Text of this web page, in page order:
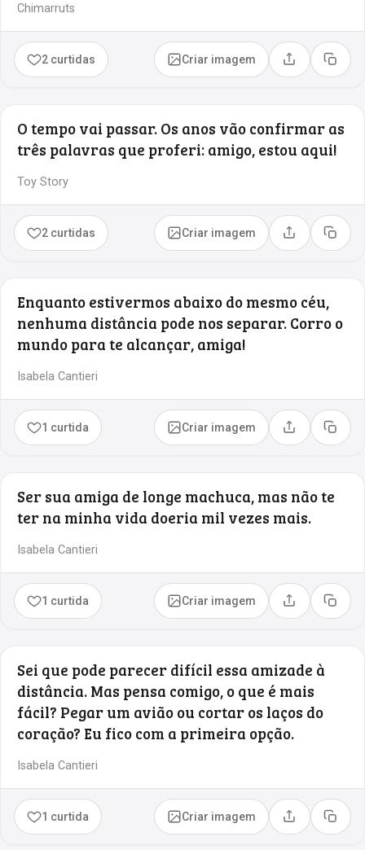
Chimarruts
2 curtidas Criar imagem Compartilhar
Copiar
O tempo vai passar. Os anos vão confirmar as
três palavras que proferi: amigo, estou aqui!
Toy Story
2 curtidas Criar imagem Compartilhar
Copiar
Enquanto estivermos abaixo do mesmo céu,
nenhuma distância pode nos separar. Corro o
mundo para te alcançar, amiga!
Isabela Cantieri
1 curtida Criar imagem Compartilhar
Copiar
Ser sua amiga de longe machuca, mas não te
ter na minha vida doeria mil vezes mais.
Isabela Cantieri
1 curtida Criar imagem Compartilhar
Copiar
Sei que pode parecer difícil essa amizade à
distância. Mas pensa comigo, o que é mais
fácil? Pegar um avião ou cortar os laços do
coração? Eu fico com a primeira opção.
Isabela Cantieri
1 curtida Criar imagem Compartilhar
Copiar